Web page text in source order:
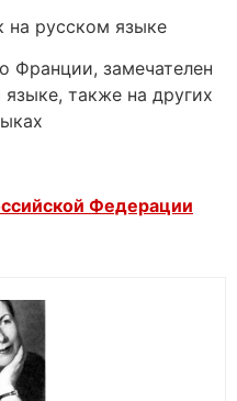
на русском языке
Франции, замечателен
также на других
Федерации